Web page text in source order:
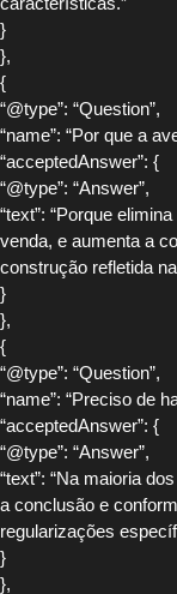
}
},
{
“@type”: “Question”,
“name”: “Por que a
“acceptedAnswer”: {
“@type”: “Answer”,
“text”: “Porque
venda, e aumenta a
construção refletida
}
},
{
“@type”: “Question”,
“name”: “Preciso de
“acceptedAnswer”: {
“@type”: “Answer”,
“text”: “Na maioria
a conclusão e
regularizações
}
},